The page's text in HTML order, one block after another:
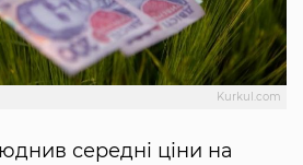
Kurkul.com
середні ціни на